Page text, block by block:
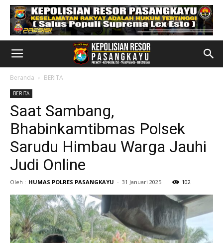
Beranda BERITA
BERITA
Saat Sambang,
Bhabinkamtibmas Polsek
Sarudu Himbau Warga Jauhi
Judi Online
Oleh : HUMAS POLRES PASANGKAYU - 31 Januari 2025 102